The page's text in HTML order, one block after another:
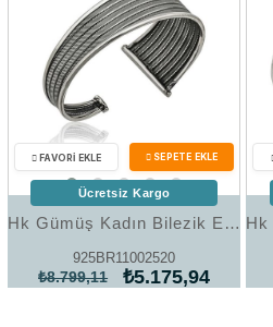
Hk Gümüş Kadın Bilezik Eskitme Desenli |Gümüş Takı Hediyelik Ürünler
925BR11002520
₺5.175,94
₺8.799,11
Ücretsiz Kargo